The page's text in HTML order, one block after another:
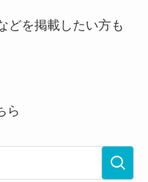
どを掲載したい方も
ら